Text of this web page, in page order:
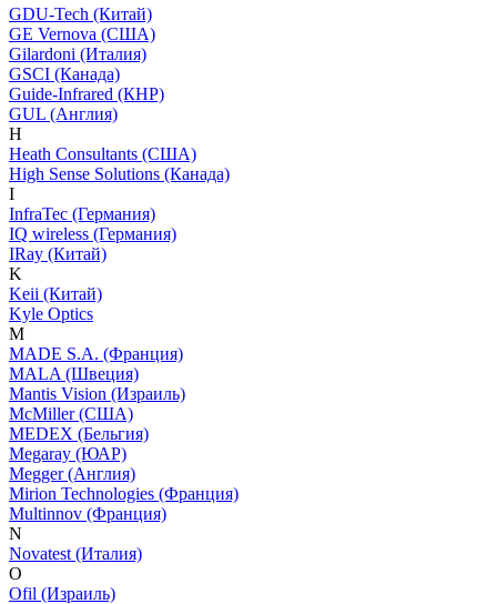
GDU-Tech (Китай)
GE Vernova (США)
Gilardoni (Италия)
GSCI (Канада)
Guide-Infrared (КНР)
GUL (Англия)
H
Heath Consultants (США)
High Sense Solutions (Канада)
I
InfraTec (Германия)
IQ wireless (Германия)
IRay (Китай)
K
Keii (Китай)
Kyle Optics
M
MADE S.A. (Франция)
MALA (Швеция)
Mantis Vision (Израиль)
McMiller (США)
MEDEX (Бельгия)
Megaray (ЮАР)
Megger (Англия)
Mirion Technologies (Франция)
Multinnov (Франция)
N
Novatest (Италия)
O
Ofil (Израиль)